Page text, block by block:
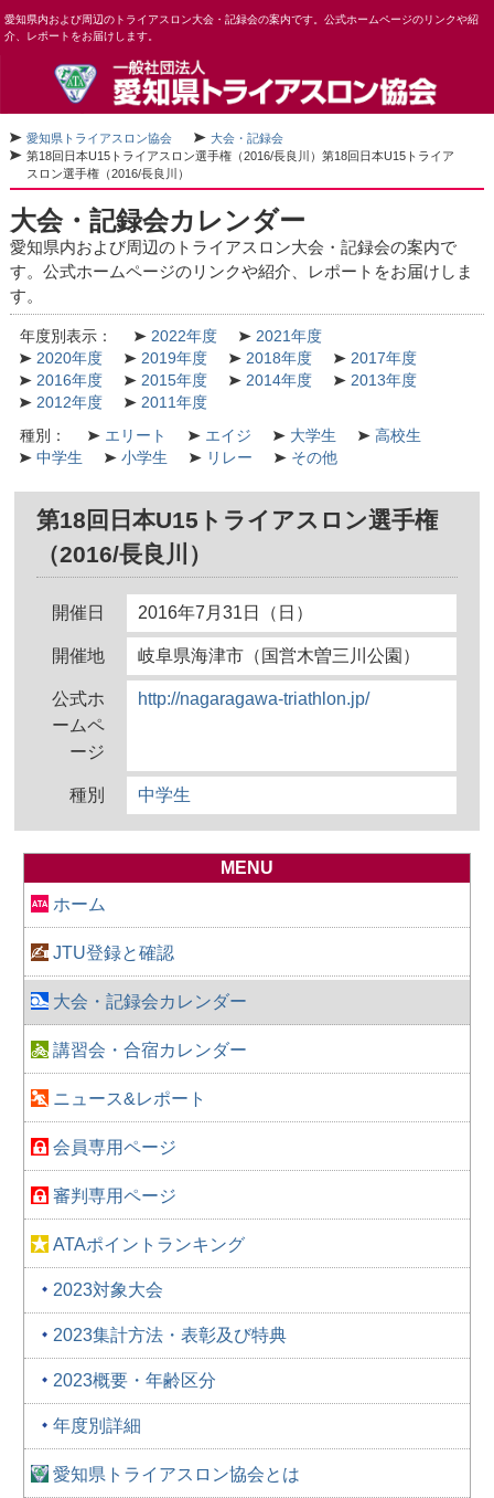
愛知県内および周辺のトライアスロン大会・記録会の案内です。公式ホームページのリンクや紹
介、レポートをお届けします。
愛知県トライアスロン協会
大会・記録会
第18回日本U15トライアスロン選手権（2016/長良川） 第18回日本U15トライア
スロン選手権（2016/長良川）
大会・記録会カレンダー
愛知県内および周辺のトライアスロン大会・記録会の案内で
す。公式ホームページのリンクや紹介、レポートをお届けしま
す。
年度別表示： 2022年度
2021年度
2020年度
2019年度 2018年度
2017年度
2016年度
2015年度 2014年度
2013年度
2012年度
2011年度
種別：
エリート エイジ 大学生
高校生
中学生
小学生 リレー その他
第18回日本U15トライアスロン選手権
（2016/長良川）
開催日 2016年7月31日（日）
開催地 岐阜県海津市（国営木曽三川公園）
公式ホ
ームペ
ージ
http://nagaragawa-triathlon.jp/
種別 中学生
MENU
ホーム
JTU登録と確認
大会・記録会カレンダー
講習会・合宿カレンダー
ニュース&レポート
会員専用ページ
審判専用ページ
ATAポイントランキング
2023対象大会
2023集計方法・表彰及び特典
2023概要・年齢区分
年度別詳細
愛知県トライアスロン協会とは